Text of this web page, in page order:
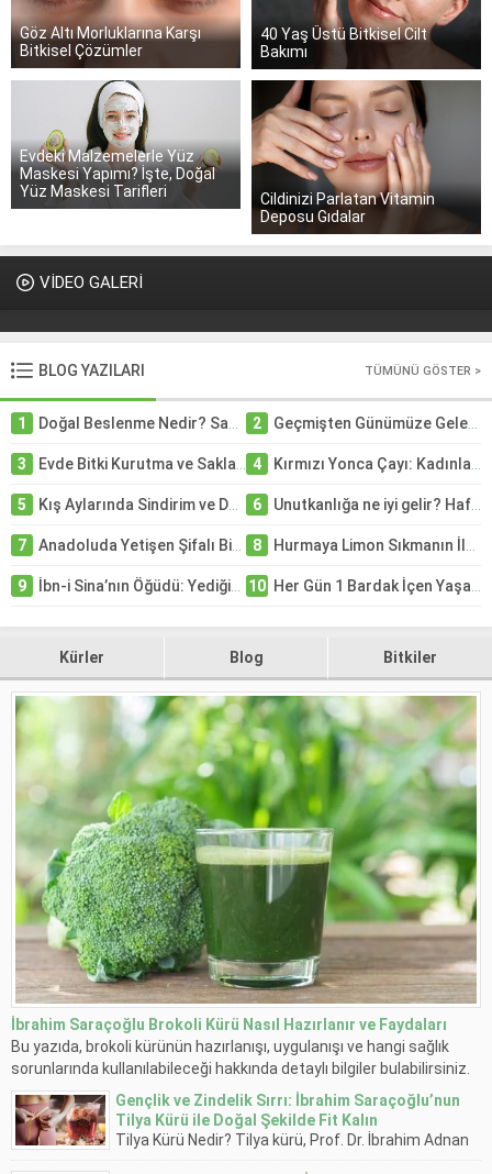
arada sunan nadir
bitkilerden...
Göz Altı Morluklarına Karşı
Bitkisel Çözümler
40 Yaş Üstü Bitkisel Cilt
Bakımı
Evdeki Malzemelerle Yüz
Maskesi Yapımı? İşte, Doğal
Yüz Maskesi Tarifleri
Cildinizi Parlatan Vitamin
Deposu Gıdalar
VİDEO GALERİ
BLOG YAZILARI TÜMÜNÜ GÖSTER >
1 Doğal Beslenme Nedir? Sağlıklı Yaşam İçin Bilmeniz Gereken Her Şey 2 Geçmişten Günümüze Gelen Şifa Kaynakları: 5 Güçlü Doğal Ot
3 Evde Bitki Kurutma ve Saklama Teknikleri: Doğanın Lezzetini Uzun Süre Korumanın Yolları 4 Kırmızı Yonca Çayı: Kadınların Gözdesi
5 Kış Aylarında Sindirim ve Damar Sağlığına Doğal Destek: Cennet Hurmasının Faydaları 6 Unutkanlığa ne iyi gelir? Hafızayı güçlendiren 6 şifalı bitki
7 Anadoluda Yetişen Şifalı Bitkilerin Gizemli Dünyası: Doğanın İyileştirici Gücü 8 Hurmaya Limon Sıkmanın İlginç Etkileri Ramazan’da Enerji ve Sindirim Desteği
9 İbn-i Sina’nın Öğüdü: Yediğiniz Her Şeye Katın! 10 Her Gün 1 Bardak İçen Yaşadı: Kalp ve Beyni Koruyan Portakal Suyunun Şaşırtan Etkisi
Kürler Blog Bitkiler
İbrahim Saraçoğlu Brokoli Kürü Nasıl Hazırlanır ve Faydaları
Bu yazıda, brokoli kürünün hazırlanışı, uygulanışı ve hangi sağlık
sorunlarında kullanılabileceği hakkında detaylı bilgiler bulabilirsiniz.
Gençlik ve Zindelik Sırrı: İbrahim Saraçoğlu’nun
Tilya Kürü ile Doğal Şekilde Fit Kalın
Tilya Kürü Nedir? Tilya kürü, Prof. Dr. İbrahim Adnan
Saraçoğlu tarafından önerilen, doğal bileşenlerden